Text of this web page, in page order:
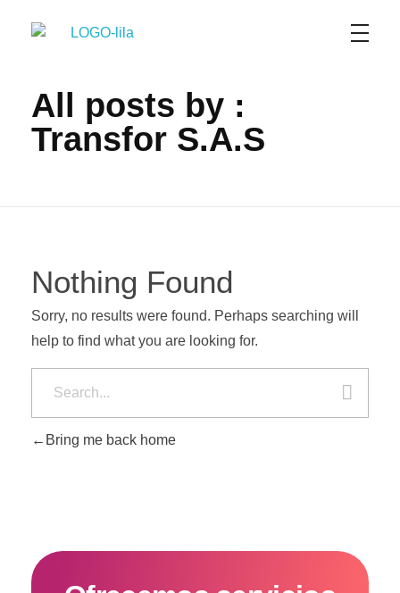
All posts by :
Transfor S.A.S
Nothing Found
Sorry, no results were found. Perhaps searching will
help to find what you are looking for.
Bring me back home